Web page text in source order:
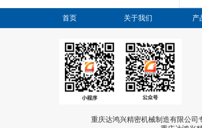
首页 关于我们 产
重庆达鸿兴精密机械制造有限公司